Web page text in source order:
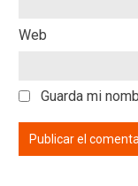
Web
Guarda mi